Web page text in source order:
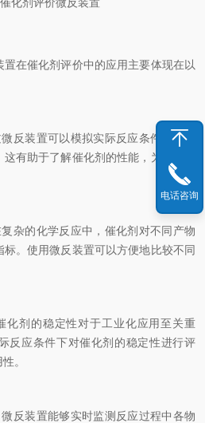
在催化剂评价中的应用主要体现在以
装置可以模拟实际反应条件，测试
有助于了解催化剂的性能，为后续的
的化学反应中，催化剂对不同产物
。使用微反装置可以方便地比较不同
剂的稳定性对于工业化应用至关重
反应条件下对催化剂的稳定性进行评
。
装置能够实时监测反应过程中各物
电话咨询